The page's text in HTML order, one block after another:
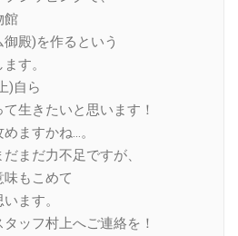
館
御殿)を作るという
す。
)自ら
生きたいと思います！
ますかね…。
まだ力不足ですが、
もこめて
ます。
ッフ村上へご連絡を！